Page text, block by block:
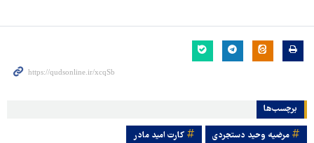
برچسب‌ها
مرضیه وحید دستجردی کارت امید مادر